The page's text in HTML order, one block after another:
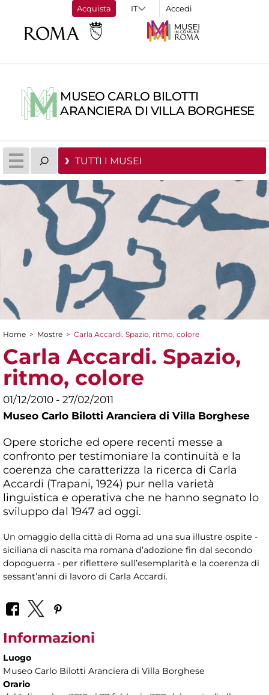
Acquista Accedi
MUSEO CARLO BILOTTI
ARANCIERA DI VILLA BORGHESE
TUTTI I MUSEI
Tu sei qui
Home > Mostre > Carla Accardi. Spazio, ritmo, colore
Carla Accardi. Spazio,
ritmo, colore
01/12/2010 - 27/02/2011
Museo Carlo Bilotti Aranciera di Villa Borghese
Opere storiche ed opere recenti messe a
confronto per testimoniare la continuità e la
coerenza che caratterizza la ricerca di Carla
Accardi (Trapani, 1924) pur nella varietà
linguistica e operativa che ne hanno segnato lo
sviluppo dal 1947 ad oggi.
Un omaggio della città di Roma ad una sua illustre ospite -
siciliana di nascita ma romana d’adozione fin dal secondo
dopoguerra - per riflettere sull’esemplarità e la coerenza di
sessant’anni di lavoro di Carla Accardi.
Informazioni
Luogo
Museo Carlo Bilotti Aranciera di Villa Borghese
Orario